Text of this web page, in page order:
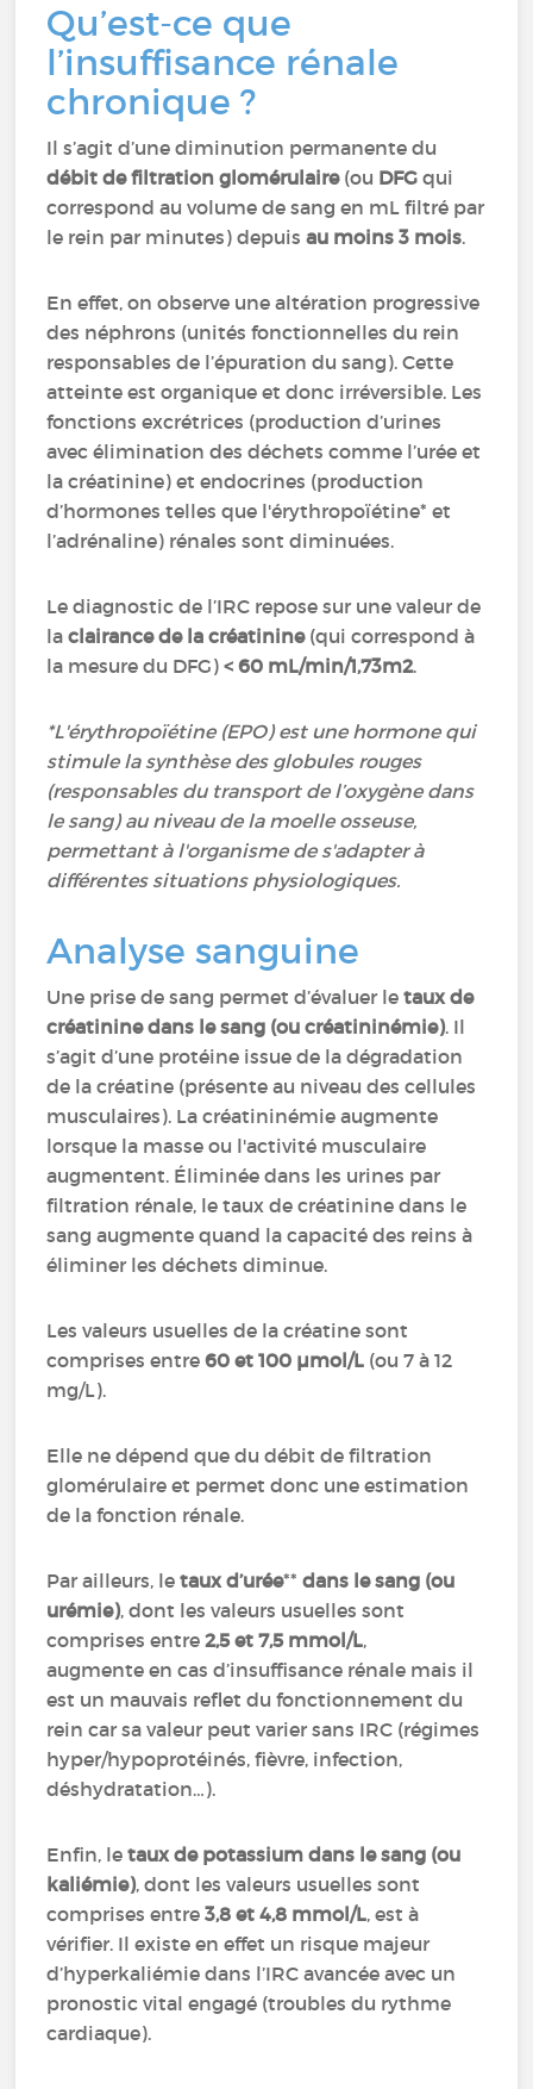
Qu’est-ce que
l’insuffisance rénale
chronique ?
Il s’agit d’une diminution permanente du
débit de filtration glomérulaire(ou DFG qui
correspond au volume de sang en mL filtré par
le rein par minutes) depuisau moins 3 mois.
En effet, on observe une altération progressive
des néphrons (unités fonctionnelles du rein
responsables de l’épuration du sang). Cette
atteinte est organique et donc irréversible. Les
fonctions excrétrices (production d’urines
avec élimination des déchets comme l’urée et
la créatinine) et endocrines (production
d’hormones telles que l'érythropoïétine* et
l’adrénaline) rénales sont diminuées.
Le diagnostic de l’IRC repose sur une valeur de
laclairance de la créatinine(qui correspond à
la mesure du DFG)< 60 mL/min/1,73m2.
*L'érythropoïétine (EPO) est une hormone qui
stimule la synthèse des globules rouges
(responsables du transport de l’oxygène dans
le sang) au niveau de la moelle osseuse,
permettant à l'organisme de s'adapter à
différentes situations physiologiques.
Analyse sanguine
Une prise de sang permet d’évaluer le taux de
créatinine dans le sang (ou créatininémie). Il
s’agit d’une protéine issue de la dégradation
de la créatine (présente au niveau des cellules
musculaires). La créatininémie augmente
lorsque la masse ou l'activité musculaire
augmentent. Éliminée dans les urines par
filtration rénale, le taux de créatinine dans le
sang augmente quand la capacité des reins à
éliminer les déchets diminue.
Les valeurs usuelles de la créatine sont
comprises entre60 et 100 µmol/L (ou 7 à 12
mg/L).
Elle ne dépend que du débit de filtration
glomérulaire et permet donc une estimation
de la fonction rénale.
Par ailleurs, letaux d’urée** dans le sang (ou
urémie), dont les valeurs usuelles sont
comprises entre2,5 et 7,5 mmol/L,
augmente en cas d’insuffisance rénale mais il
est un mauvais reflet du fonctionnement du
rein car sa valeur peut varier sans IRC (régimes
hyper/hypoprotéinés, fièvre, infection,
déshydratation…).
Enfin, letaux de potassium dans le sang (ou
kaliémie), dont les valeurs usuelles sont
comprises entre3,8 et 4,8 mmol/L, est à
vérifier. Il existe en effet un risque majeur
d’hyperkaliémie dans l’IRC avancée avec un
pronostic vital engagé (troubles du rythme
cardiaque).